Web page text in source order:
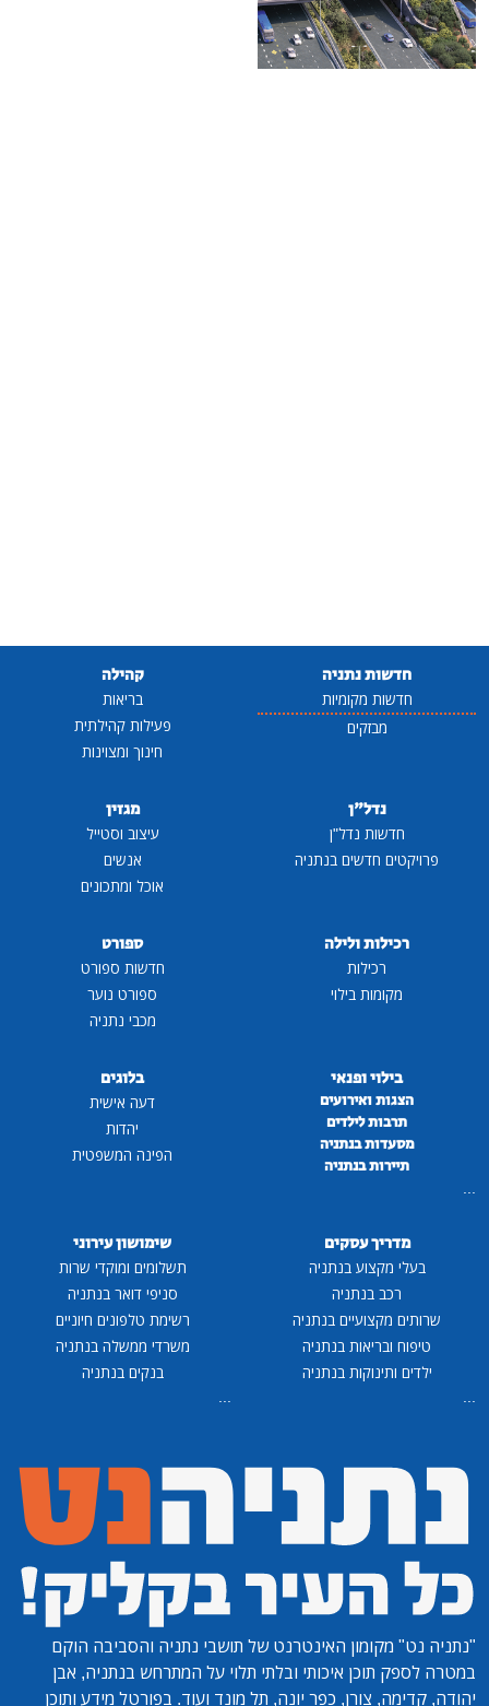
חדשות נתניה
חדשות מקומיות
מבזקים
קהילה
בריאות
פעילות קהילתית
חינוך ומצוינות
נדל"ן
חדשות נדל"ן
פרויקטים חדשים בנתניה
מגזין
עיצוב וסטייל
אנשים
אוכל ומתכונים
רכילות ולילה
רכילות
מקומות בילוי
ספורט
חדשות ספורט
ספורט נוער
מכבי נתניה
בילוי ופנאי
הצגות ואירועים
תרבות לילדים
מסעדות בנתניה
תיירות בנתניה
...
בלוגים
דעה אישית
יהדות
הפינה המשפטית
מדריך עסקים
בעלי מקצוע בנתניה
רכב בנתניה
שרותים מקצועיים בנתניה
טיפוח ובריאות בנתניה
ילדים ותינוקות בנתניה
...
שימושון עירוני
תשלומים ומוקדי שרות
סניפי דואר בנתניה
רשימת טלפונים חיוניים
משרדי ממשלה בנתניה
בנקים בנתניה
...
"נתניה נט" מקומון האינטרנט של תושבי נתניה והסביבה הוקם
במטרה לספק תוכן איכותי ובלתי תלוי על המתרחש בנתניה, אבן
יהודה, קדימה, צורן, כפר יונה, תל מונד ועוד. בפורטל מידע ותוכן